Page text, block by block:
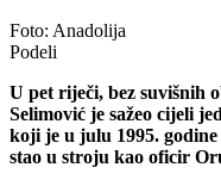
Foto: Anadolija
Podeli
U pet riječi, bez suvišnih
Selimović je sažeo cijeli
koji je u julu 1995. godine
stao u stroju kao oficir